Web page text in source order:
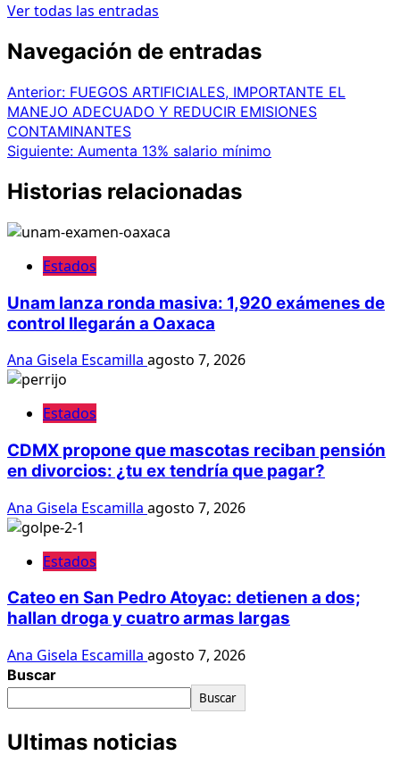
Ver todas las entradas
Navegación de entradas
Anterior: FUEGOS ARTIFICIALES, IMPORTANTE EL
MANEJO ADECUADO Y REDUCIR EMISIONES
CONTAMINANTES
Siguiente: Aumenta 13% salario mínimo
Historias relacionadas
Estados
Unam lanza ronda masiva: 1,920 exámenes de
control llegarán a Oaxaca
Ana Gisela Escamilla agosto 7, 2026
Estados
CDMX propone que mascotas reciban pensión
en divorcios: ¿tu ex tendría que pagar?
Ana Gisela Escamilla agosto 7, 2026
Estados
Cateo en San Pedro Atoyac: detienen a dos;
hallan droga y cuatro armas largas
Ana Gisela Escamilla agosto 7, 2026
Buscar
Buscar
Ultimas noticias